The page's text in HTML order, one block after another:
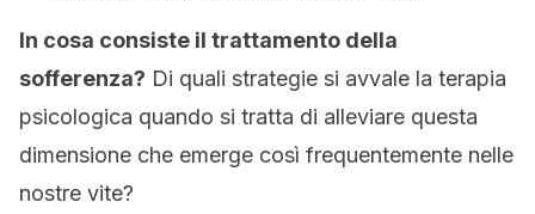
In cosa consiste il trattamento della
sofferenza? Di quali strategie si avvale la terapia
psicologica quando si tratta di alleviare questa
dimensione che emerge così frequentemente nelle
nostre vite?